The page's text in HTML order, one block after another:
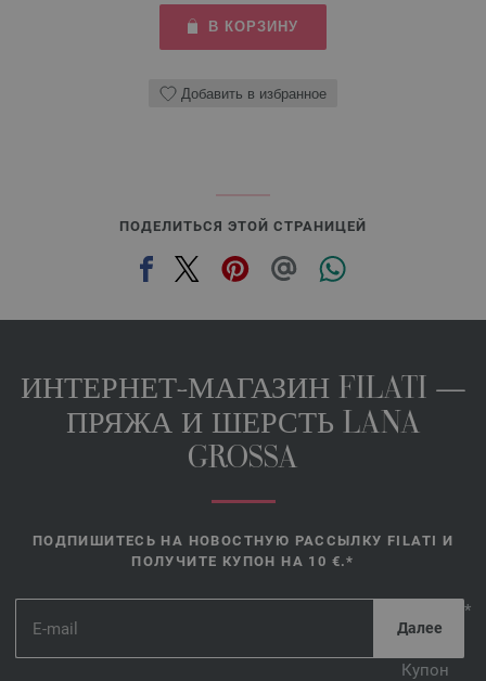
В КОРЗИНУ
Добавить в избранное
ПОДЕЛИТЬСЯ ЭТОЙ СТРАНИЦЕЙ
ИНТЕРНЕТ-МАГАЗИН FILATI —
ПРЯЖА И ШЕРСТЬ LANA
GROSSA
ПОДПИШИТЕСЬ НА НОВОСТНУЮ РАССЫЛКУ FILATI И
ПОЛУЧИТЕ КУПОН НА 10 €.*
*
Купон